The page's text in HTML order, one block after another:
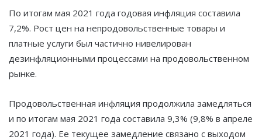
По итогам мая 2021 года годовая инфляция составила
7,2%. Рост цен на непродовольственные товары и
платные услуги был частично нивелирован
дезинфляционными процессами на продовольственном
рынке.
Продовольственная инфляция продолжила замедляться
и по итогам мая 2021 года составила 9,3% (9,8% в апреле
2021 года). Ее текущее замедление связано с выходом